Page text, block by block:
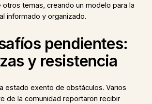
temas, creando un modelo para la
informado y organizado.
pendientes:
y resistencia
estado exento de obstáculos. Varios
de la comunidad reportaron recibir